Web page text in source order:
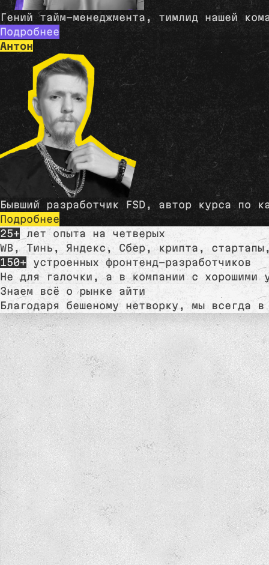
Гений тайм-менеджмента, тимлид нашей
Подробнее
Антон
Бывший разработчик FSD, автор курса по
Подробнее
25+ лет опыта на четверых
WB, Тинь, Яндекс, Сбер, крипта,
150+ устроенных фронтенд-разработчиков
Не для галочки, а в компании с хорошими
Знаем всё о рынке айти
Благодаря бешеному нетворку, мы всегда